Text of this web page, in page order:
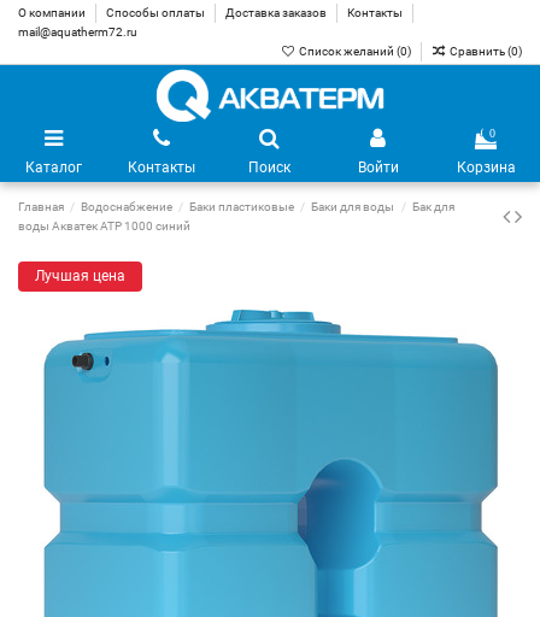
О компании Способы оплаты Доставка заказов
Контакты
mail@aquatherm72.ru
Список желаний (0) Сравнить (0)
Каталог Контакты Поиск Войти
0
Корзина
Главная Водоснабжение Баки пластиковые Баки для воды
Бак для
воды Акватек ATP 1000 синий
Лучшая цена